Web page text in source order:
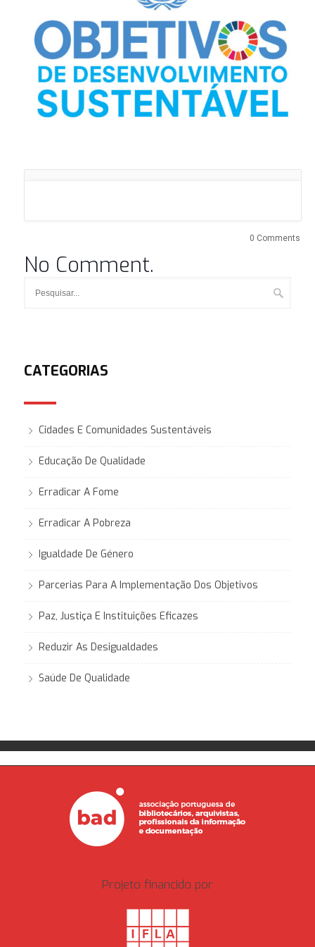
0 Comments
No Comment.
CATEGORIAS
Cidades E Comunidades Sustentáveis
Educação De Qualidade
Erradicar A Fome
Erradicar A Pobreza
Igualdade De Género
Parcerias Para A Implementação Dos Objetivos
Paz, Justiça E Instituições Eficazes
Reduzir As Desigualdades
Saúde De Qualidade
Projeto financido por